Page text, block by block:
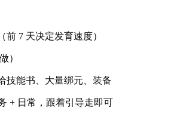
前 7 天决定发育速度）
）
技能书、大量绑元、装备
+ 日常，跟着引导走即可